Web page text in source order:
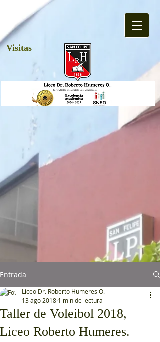
Visitas
Entrada
Taller de Voleibol 2018,
Liceo Roberto Humeres.
Liceo Dr. Roberto Humeres O.
13 ago 2018 1 min de lectura